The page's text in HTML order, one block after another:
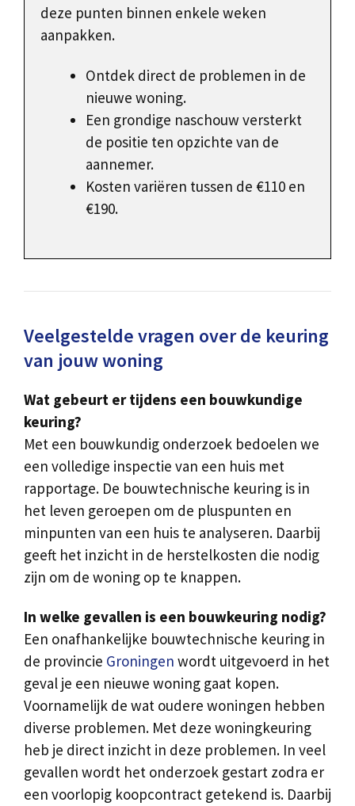
deze punten binnen enkele weken
aanpakken.
Ontdek direct de problemen in de
nieuwe woning.
Een grondige naschouw versterkt
de positie ten opzichte van de
aannemer.
Kosten variëren tussen de €110 en
€190.
Veelgestelde vragen over de keuring
van jouw woning
Wat gebeurt er tijdens een bouwkundige
keuring?
Met een bouwkundig onderzoek bedoelen we
een volledige inspectie van een huis met
rapportage. De bouwtechnische keuring is in
het leven geroepen om de pluspunten en
minpunten van een huis te analyseren. Daarbij
geeft het inzicht in de herstelkosten die nodig
zijn om de woning op te knappen.
In welke gevallen is een bouwkeuring nodig?
Een onafhankelijke bouwtechnische keuring in
de provincie Groningen wordt uitgevoerd in het
geval je een nieuwe woning gaat kopen.
Voornamelijk de wat oudere woningen hebben
diverse problemen. Met deze woningkeuring
heb je direct inzicht in deze problemen. In veel
gevallen wordt het onderzoek gestart zodra er
een voorlopig koopcontract getekend is. Daarbij